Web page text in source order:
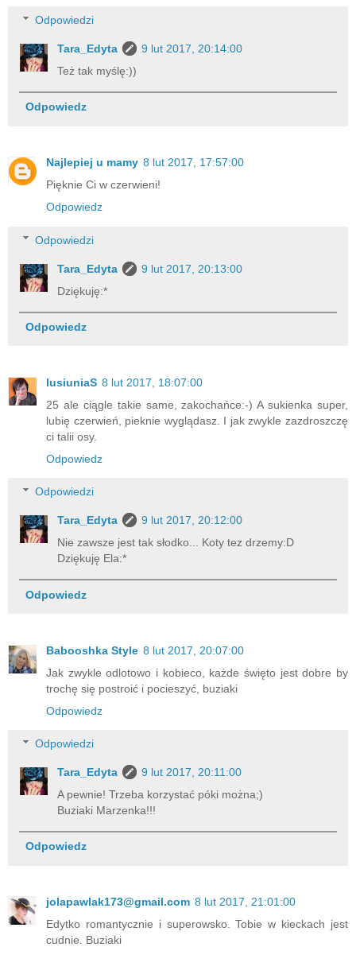
Odpowiedzi
Tara_Edyta
9 lut 2017, 20:14:00
Też tak myślę:))
Odpowiedz
Najlepiej u mamy 8 lut 2017, 17:57:00
Pięknie Ci w czerwieni!
Odpowiedz
Odpowiedzi
Tara_Edyta
9 lut 2017, 20:13:00
Dziękuję:*
Odpowiedz
lusiuniaS 8 lut 2017, 18:07:00
25 ale ciągle takie same, zakochańce:-) A sukienka super,
lubię czerwień, pieknie wyglądasz. I jak zwykle zazdroszczę
ci talii osy.
Odpowiedz
Odpowiedzi
Tara_Edyta
9 lut 2017, 20:12:00
Nie zawsze jest tak słodko... Koty tez drzemy:D
Dziękuję Ela:*
Odpowiedz
Babooshka Style 8 lut 2017, 20:07:00
Jak zwykle odlotowo i kobieco, każde święto jest dobre by
trochę się postroić i pocieszyć, buziaki
Odpowiedz
Odpowiedzi
Tara_Edyta
9 lut 2017, 20:11:00
A pewnie! Trzeba korzystać póki można;)
Buziaki Marzenka!!!
Odpowiedz
jolapawlak173@gmail.com 8 lut 2017, 21:01:00
Edytko romantycznie i superowsko. Tobie w kieckach jest
cudnie. Buziaki